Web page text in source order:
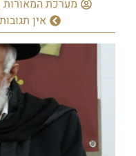
מערכת המאורות
אין תגובות